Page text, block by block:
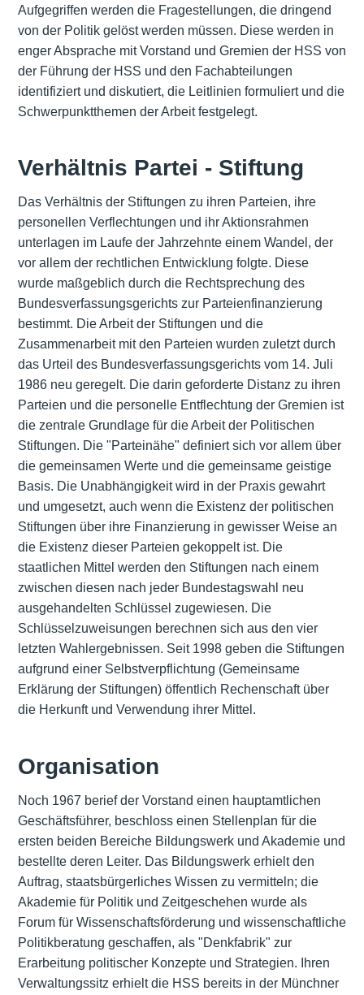
Aufgegriffen werden die Fragestellungen, die dringend
von der Politik gelöst werden müssen. Diese werden in
enger Absprache mit Vorstand und Gremien der HSS von
der Führung der HSS und den Fachabteilungen
identifiziert und diskutiert, die Leitlinien formuliert und die
Schwerpunktthemen der Arbeit festgelegt.
Verhältnis Partei - Stiftung
Das Verhältnis der Stiftungen zu ihren Parteien, ihre
personellen Verflechtungen und ihr Aktionsrahmen
unterlagen im Laufe der Jahrzehnte einem Wandel, der
vor allem der rechtlichen Entwicklung folgte. Diese
wurde maßgeblich durch die Rechtsprechung des
Bundesverfassungsgerichts zur Parteienfinanzierung
bestimmt. Die Arbeit der Stiftungen und die
Zusammenarbeit mit den Parteien wurden zuletzt durch
das Urteil des Bundesverfassungsgerichts vom 14. Juli
1986 neu geregelt. Die darin geforderte Distanz zu ihren
Parteien und die personelle Entflechtung der Gremien ist
die zentrale Grundlage für die Arbeit der Politischen
Stiftungen. Die "Parteinähe" definiert sich vor allem über
die gemeinsamen Werte und die gemeinsame geistige
Basis. Die Unabhängigkeit wird in der Praxis gewahrt
und umgesetzt, auch wenn die Existenz der politischen
Stiftungen über ihre Finanzierung in gewisser Weise an
die Existenz dieser Parteien gekoppelt ist. Die
staatlichen Mittel werden den Stiftungen nach einem
zwischen diesen nach jeder Bundestagswahl neu
ausgehandelten Schlüssel zugewiesen. Die
Schlüsselzuweisungen berechnen sich aus den vier
letzten Wahlergebnissen. Seit 1998 geben die Stiftungen
aufgrund einer Selbstverpflichtung (Gemeinsame
Erklärung der Stiftungen) öffentlich Rechenschaft über
die Herkunft und Verwendung ihrer Mittel.
Organisation
Noch 1967 berief der Vorstand einen hauptamtlichen
Geschäftsführer, beschloss einen Stellenplan für die
ersten beiden Bereiche Bildungswerk und Akademie und
bestellte deren Leiter. Das Bildungswerk erhielt den
Auftrag, staatsbürgerliches Wissen zu vermitteln; die
Akademie für Politik und Zeitgeschehen wurde als
Forum für Wissenschaftsförderung und wissenschaftliche
Politikberatung geschaffen, als "Denkfabrik" zur
Erarbeitung politischer Konzepte und Strategien. Ihren
Verwaltungssitz erhielt die HSS bereits in der Münchner